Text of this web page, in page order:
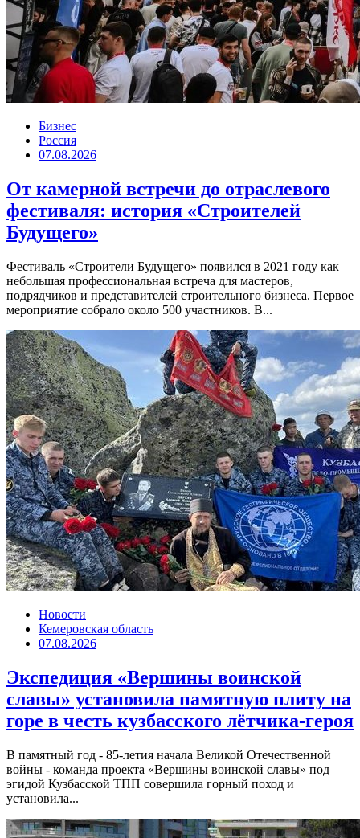
Бизнес
Россия
07.08.2026
От камерной встречи до отраслевого
фестиваля: история «Строителей
Будущего»
Фестиваль «Строители Будущего» появился в 2021 году как
небольшая профессиональная встреча для мастеров,
подрядчиков и представителей строительного бизнеса. Первое
мероприятие собрало около 500 участников. В...
Новости
Кемеровская область
07.08.2026
Экспедиция «Вершины воинской
славы» установила памятную плиту на
горе в честь кузбасского лётчика-героя
В памятный год - 85-летия начала Великой Отечественной
войны - команда проекта «Вершины воинской славы» под
эгидой Кузбасской ТПП совершила горный поход и
установила...